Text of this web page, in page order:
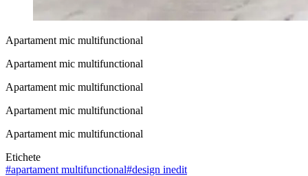
Apartament mic multifunctional
Apartament mic multifunctional
Apartament mic multifunctional
Apartament mic multifunctional
Apartament mic multifunctional
Etichete
#apartament multifunctional#design inedit